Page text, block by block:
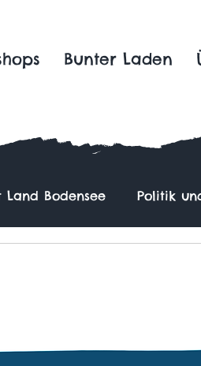
Bunter Laden
Land Bodensee Politik